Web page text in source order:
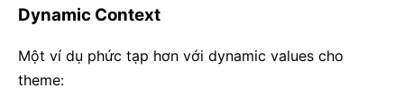
Dynamic Context
Một ví dụ phức tạp hơn với dynamic values cho
theme: